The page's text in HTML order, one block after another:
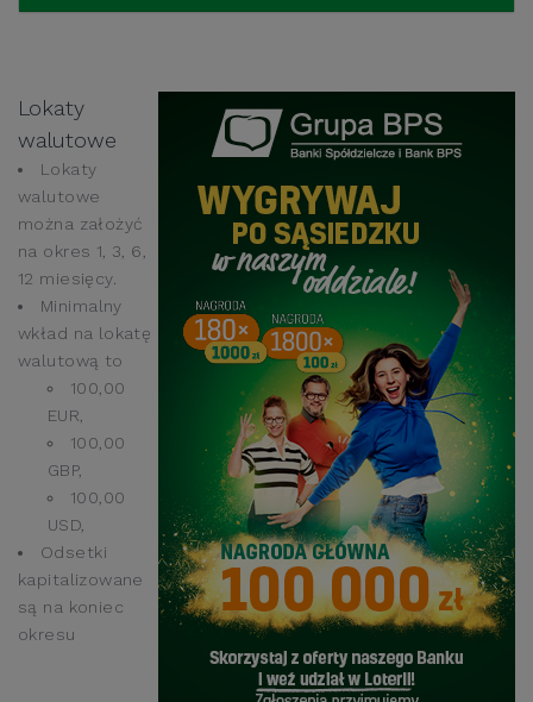
Lokaty
walutowe
Lokaty
walutowe
można założyć
na okres 1, 3, 6,
12 miesięcy.
Minimalny
wkład na lokatę
walutową to
100,00
EUR,
100,00
GBP,
100,00
USD,
Odsetki
kapitalizowane
są na koniec
okresu